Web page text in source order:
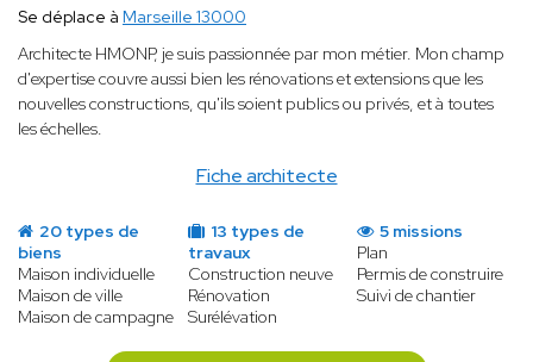
Fiche architecte
Se déplace à Marseille 13000
Architecte HMONP, je suis passionnée par mon métier. Mon champ
d'expertise couvre aussi bien les rénovations et extensions que les
nouvelles constructions, qu'ils soient publics ou privés, et à toutes
les échelles.
20 types de
biens
Maison individuelle
Maison de ville
Maison de campagne
13 types de
travaux
Construction neuve
Rénovation
Surélévation
5 missions
Plan
Permis de construire
Suivi de chantier